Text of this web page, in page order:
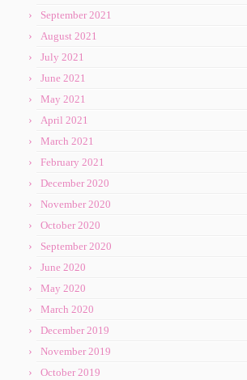
September 2021
August 2021
July 2021
June 2021
May 2021
April 2021
March 2021
February 2021
December 2020
November 2020
October 2020
September 2020
June 2020
May 2020
March 2020
December 2019
November 2019
October 2019